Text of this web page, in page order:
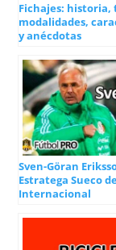
Fichajes: historia,
modalidades,
y anécdotas
Sven-Göran
Estratega Sueco
Internacional